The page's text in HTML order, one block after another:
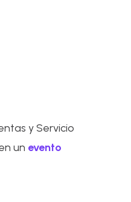
y Servicio
un evento